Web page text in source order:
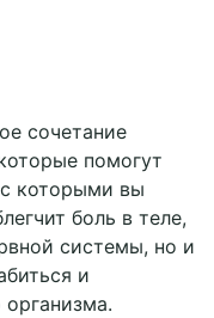
сочетание
помогут
которыми вы
боль в теле,
системы, но и
и